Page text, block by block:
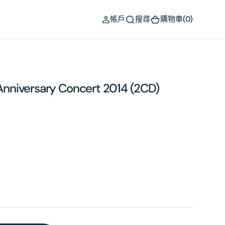
帳戶 搜尋 購物車(0)
Concert 2014 (2CD)